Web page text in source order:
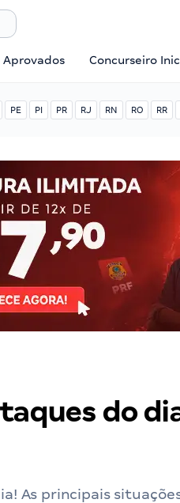
Aprovados Concurseiro
PE PI PR RJ RN RO RR
do
As principais